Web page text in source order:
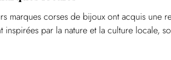
marques corses de bijoux ont acquis une
inspirées par la nature et la culture locale,